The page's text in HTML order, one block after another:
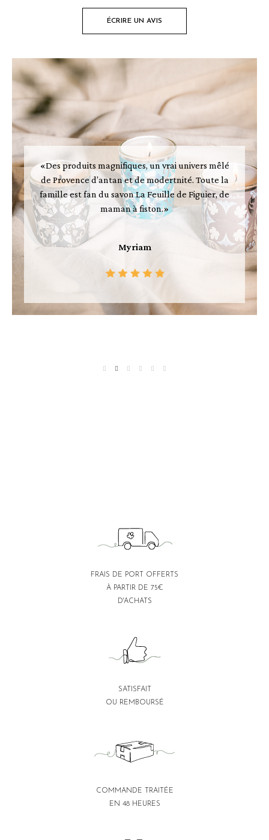
ÉCRIRE UN AVIS
«Des produits magnifiques, un vrai univers mêlé
de Provence d’antan et de modertnité. Toute la
famille est fan du savon La Feuille de Figuier, de
maman à fiston.»
Myriam
FRAIS DE PORT OFFERTS
À PARTIR DE 75€
D'ACHATS
SATISFAIT
OU REMBOURSÉ
COMMANDE TRAITÉE
EN 48 HEURES